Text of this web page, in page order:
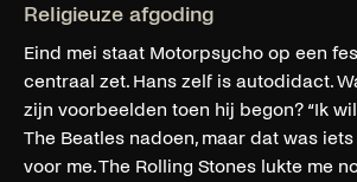
Religieuze afgoding
Eind mei staat Motorpsycho op een
centraal zet. Hans zelf is autodidact.
zijn voorbeelden toen hij begon? “Ik
The Beatles nadoen, maar dat was
voor me. The Rolling Stones lukte me